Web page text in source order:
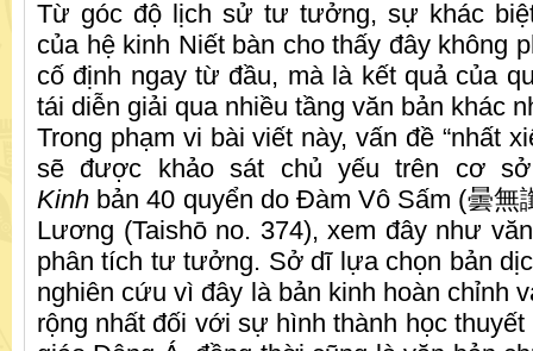
Từ góc độ lịch sử tư tưởng, sự khác
của hệ kinh Niết bàn cho thấy đây không
cố định ngay từ đầu, mà là kết quả của
tái diễn giải qua nhiều tầng văn bản khác
Trong phạm vi bài viết này, vấn đề “nhất
sẽ được khảo sát chủ yếu trên cơ
Kinh bản 40 quyển do Đàm Vô Sấm (曇無
Lương (Taishō no. 374), xem đây như
phân tích tư tưởng. Sở dĩ lựa chọn bản
nghiên cứu vì đây là bản kinh hoàn chỉnh
rộng nhất đối với sự hình thành học